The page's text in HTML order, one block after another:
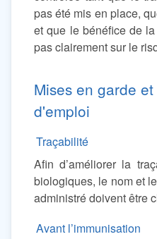
pas été mis en place,
et que le bénéfice de
pas clairement sur le
Mises en garde
d'emploi
Traçabilité
Afin d’améliorer la
biologiques, le nom et
administré doivent être
Avant l’immunisation